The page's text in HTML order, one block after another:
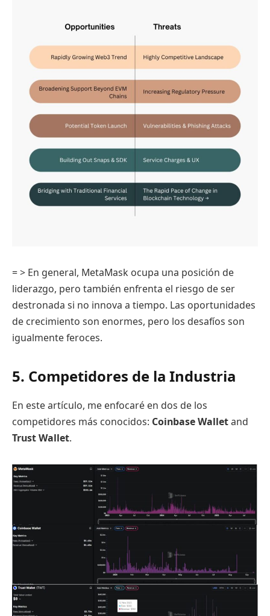
= > En general, MetaMask ocupa una posición de
liderazgo, pero también enfrenta el riesgo de ser
destronada si no innova a tiempo. Las oportunidades
de crecimiento son enormes, pero los desafíos son
igualmente feroces.
5. Competidores de la Industria
En este artículo, me enfocaré en dos de los
competidores más conocidos: Coinbase Walletand
Trust Wallet.